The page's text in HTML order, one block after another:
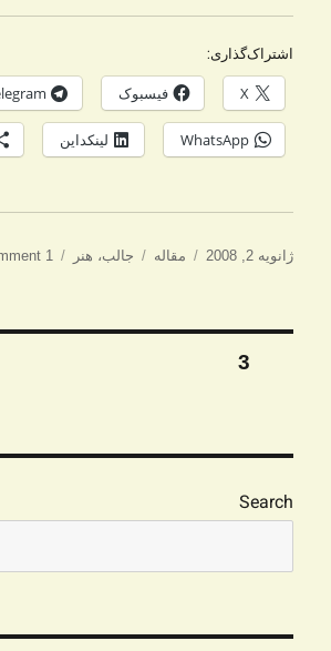
اشتراک‌گذاری:
X فیسبوک
WhatsApp لینکداین
ارسال
ژانویه 2, 2008 دسته‌ها
مقاله برچسب‌ها
جالب، هنر 1 Comment
صفحه‌بندی
3
Search